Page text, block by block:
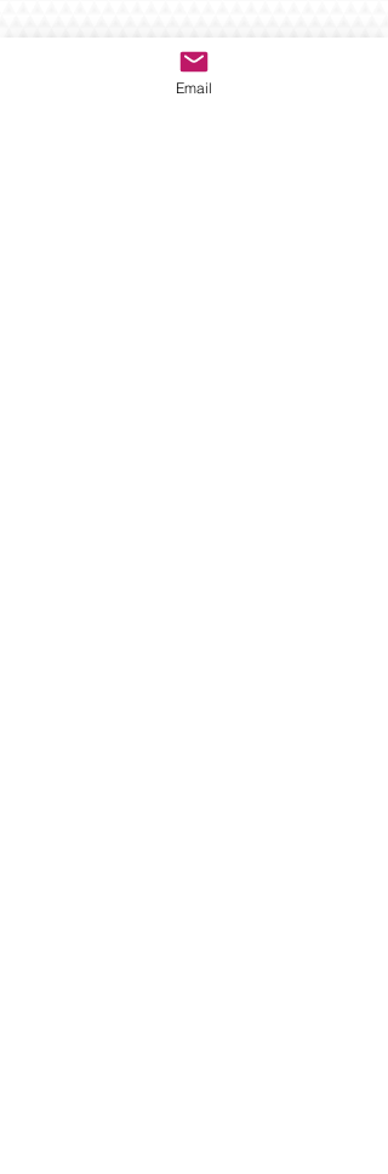
Email